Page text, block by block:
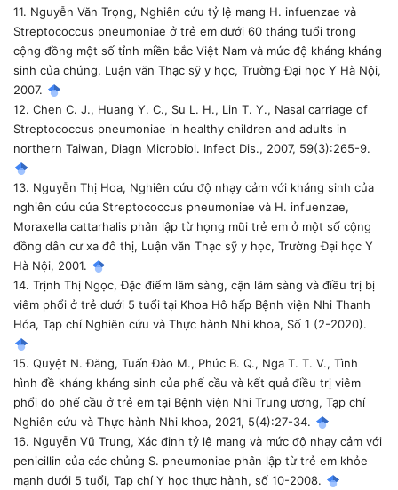
11. Nguyễn Văn Trọng, Nghiên cứu tỷ lệ mang H. infuenzae và
Streptococcus pneumoniae ở trẻ em dưới 60 tháng tuổi trong
cộng đồng một số tỉnh miền bắc Việt Nam và mức độ kháng kháng
sinh của chúng, Luận văn Thạc sỹ y học, Trường Đại học Y Hà Nội,
2007.
12. Chen C. J., Huang Y. C., Su L. H., Lin T. Y., Nasal carriage of
Streptococcus pneumoniae in healthy children and adults in
northern Taiwan, Diagn Microbiol. Infect Dis., 2007, 59(3):265-9.
13. Nguyễn Thị Hoa, Nghiên cứu độ nhạy cảm với kháng sinh của
nghiên cứu của Streptococcus pneumoniae và H. infuenzae,
Moraxella cattarhalis phân lập từ họng mũi trẻ em ở một số cộng
đồng dân cư xa đô thị, Luận văn Thạc sỹ y học, Trường Đại học Y
Hà Nội, 2001.
14. Trịnh Thị Ngọc, Đặc điểm lâm sàng, cận lâm sàng và điều trị bị
viêm phổi ở trẻ dưới 5 tuổi tại Khoa Hô hấp Bệnh viện Nhi Thanh
Hóa, Tạp chí Nghiên cứu và Thực hành Nhi khoa, Số 1 (2-2020).
15. Quyệt N. Đăng, Tuấn Đào M., Phúc B. Q., Nga T. T. V., Tình
hình đề kháng kháng sinh của phế cầu và kết quả điều trị viêm
phổi do phế cầu ở trẻ em tại Bệnh viện Nhi Trung ương, Tạp chí
Nghiên cứu và Thực hành Nhi khoa, 2021, 5(4):27-34.
16. Nguyễn Vũ Trung, Xác định tỷ lệ mang và mức độ nhạy cảm với
penicillin của các chủng S. pneumoniae phân lập từ trẻ em khỏe
mạnh dưới 5 tuổi, Tạp chí Y học thực hành, số 10-2008.